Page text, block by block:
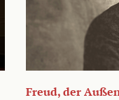
Freud, der